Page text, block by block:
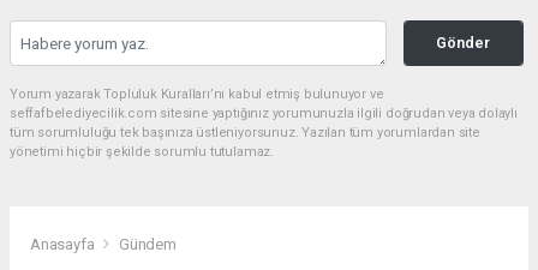
Gönder
Yorum yazarak Topluluk Kuralları’nı kabul etmiş bulunuyor ve
seffafbelediyecilik.com sitesine yaptığınız yorumunuzla ilgili doğrudan veya dolaylı
tüm sorumluluğu tek başınıza üstleniyorsunuz. Yazılan tüm yorumlardan site
yönetimi hiçbir şekilde sorumlu tutulamaz.
Anasayfa Gündem